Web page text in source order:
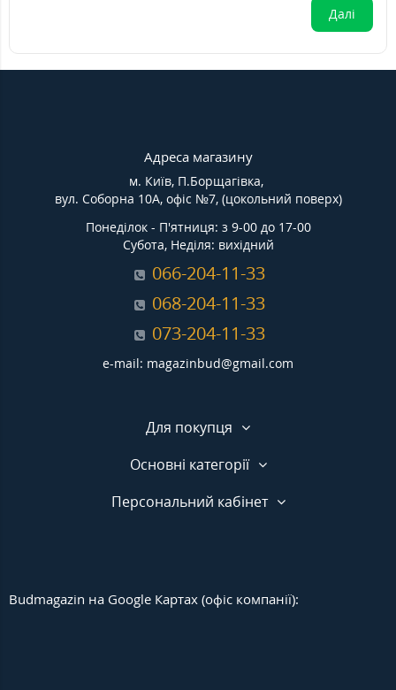
Далі
Адреса магазину
м. Київ, П.Борщагівка,
вул. Соборна 10А, офіс №7, (цокольний поверх)
Понеділок - П'ятниця: з 9-00 до 17-00
Субота, Неділя: вихідний
066-204-11-33
068-204-11-33
073-204-11-33
e-mail: magazinbud@gmail.com
Для покупця
Основні категорії
Персональний кабінет
Budmagazin на Google Картах (офіс компанії):